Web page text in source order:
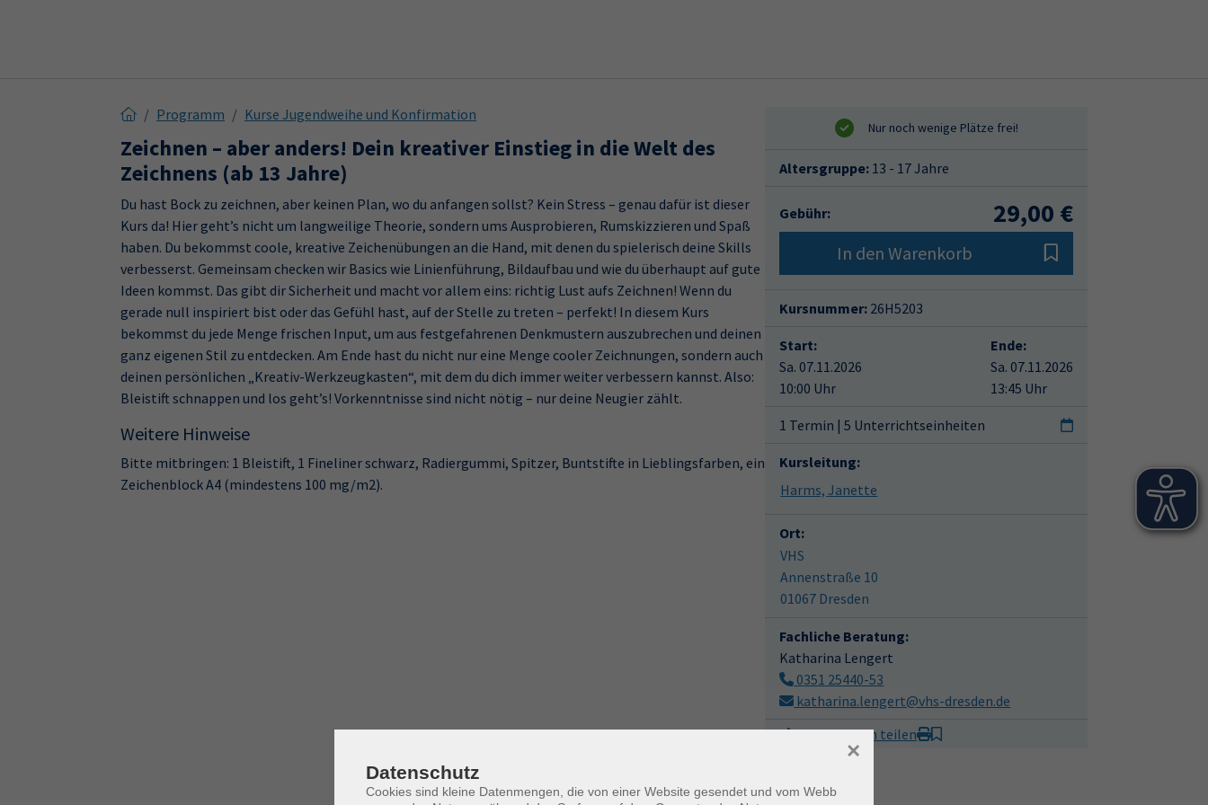
Programm Kurse Jugendweihe und Konfirmation
Zeichnen – aber anders! Dein kreativer Einstieg in die Welt des
Zeichnens (ab 13 Jahre)
Du hast Bock zu zeichnen, aber keinen Plan, wo du anfangen sollst? Kein Stress – genau dafür ist dieser
Kurs da! Hier geht’s nicht um langweilige Theorie, sondern ums Ausprobieren, Rumskizzieren und Spaß
haben. Du bekommst coole, kreative Zeichenübungen an die Hand, mit denen du spielerisch deine Skills
verbesserst. Gemeinsam checken wir Basics wie Linienführung, Bildaufbau und wie du überhaupt auf gute
Ideen kommst. Das gibt dir Sicherheit und macht vor allem eins: richtig Lust aufs Zeichnen! Wenn du
gerade null inspiriert bist oder das Gefühl hast, auf der Stelle zu treten – perfekt! In diesem Kurs
bekommst du jede Menge frischen Input, um aus festgefahrenen Denkmustern auszubrechen und deinen
ganz eigenen Stil zu entdecken. Am Ende hast du nicht nur eine Menge cooler Zeichnungen, sondern auch
deinen persönlichen „Kreativ-Werkzeugkasten“, mit dem du dich immer weiter verbessern kannst. Also:
Bleistift schnappen und los geht’s! Vorkenntnisse sind nicht nötig – nur deine Neugier zählt.
Weitere Hinweise
Bitte mitbringen: 1 Bleistift, 1 Fineliner schwarz, Radiergummi, Spitzer, Buntstifte in Lieblingsfarben, ein
Zeichenblock A4 (mindestens 100 mg/m2).
Altersgruppe: 13 - 17 Jahre
Gebühr: 29,00 €
In den Warenkorb
Kursnummer: 26H5203
Start:
Sa. 07.11.2026
10:00 Uhr
Ende:
Sa. 07.11.2026
13:45 Uhr
1 Termin | 5 Unterrichtseinheiten
Kursleitung:
Harms, Janette
Ort:
VHS
Annenstraße 10
01067 Dresden
Fachliche Beratung:
Katharina Lengert
0351 25440-53
katharina.lengert@vhs-dresden.de
Mit Freunden teilen
Datenschutz
Cookies sind kleine Datenmengen, die von einer Website gesendet und vom Webb
×